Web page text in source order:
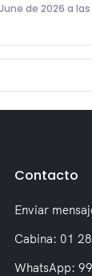
de 2026 a las
Contacto
Enviar
Cabina: 01
WhatsApp: